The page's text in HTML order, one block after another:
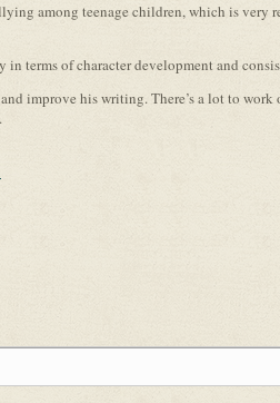
among teenage children, which is very
terms of character development and
improve his writing. There’s a lot to work